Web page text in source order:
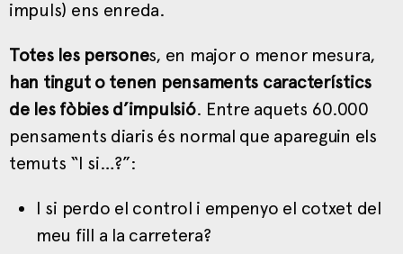
impuls) ens enreda.
Totes les persones, en major o menor mesura,
han tingut o tenen pensaments característics
de les fòbies d’impulsió. Entre aquets 60.000
pensaments diaris és normal que apareguin els
temuts “I si…?”:
I si perdo el control i empenyo el cotxet del
meu fill a la carretera?